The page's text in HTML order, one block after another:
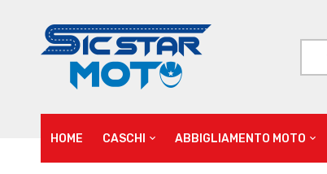
HOME CASCHI ABBIGLIAMENTO MOTO